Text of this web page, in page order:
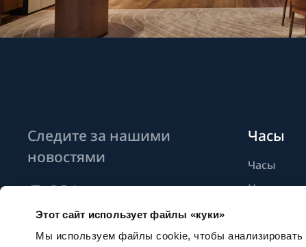
Этот сайт использует файлы «куки»
Мы используем файлы cookie, чтобы анализировать
Следите за нашими
новостями
Подписаться на новостные
рассылки
Часы
Часы
Новые